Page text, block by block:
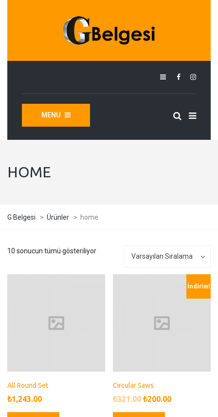
MENU
HOME
G Belgesi > Ürünler > home
10 sonucun tümü gösteriliyor
Varsayılan Sıralama
All Round Set
₺1,243.00
İndirim!
Circular Saws
₺321.00 Orijinal
fiyat:
₺200.00Şu